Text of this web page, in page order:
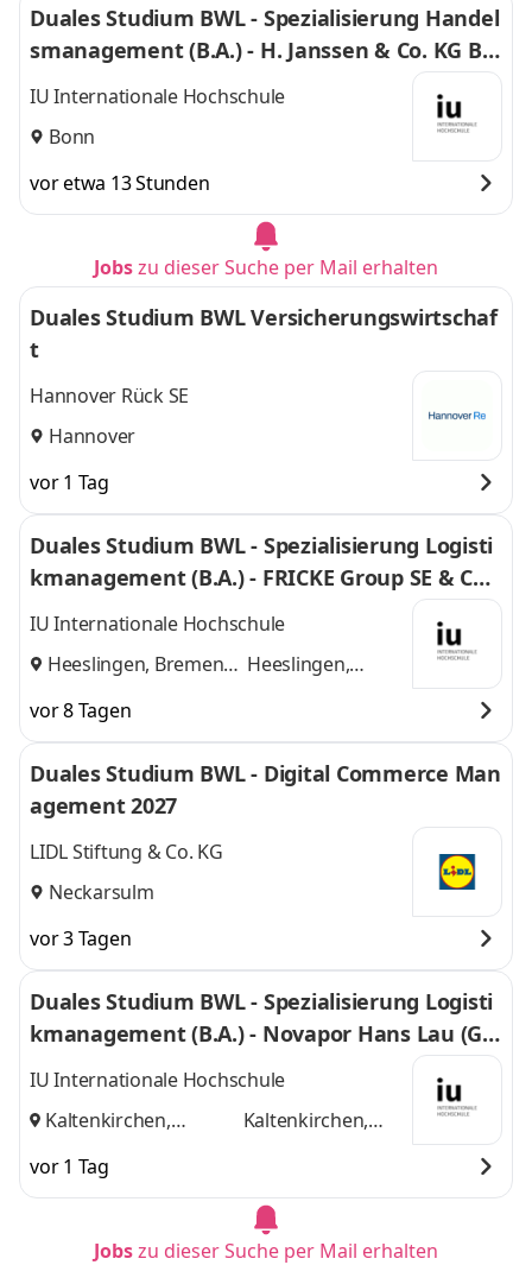
Duales Studium BWL - Spezialisierung Handel
smanagement (B.A.) - H. Janssen & Co. KG Bo
nn
IU Internationale Hochschule
Bonn
vor etwa 13 Stunden
Jobszu dieser Suche per Mail erhalten
Duales Studium BWL Versicherungswirtschaf
t
Hannover Rück SE
Hannover
vor 1 Tag
Duales Studium BWL - Spezialisierung Logisti
kmanagement (B.A.) - FRICKE Group SE & Co.
KG
IU Internationale Hochschule
Heeslingen, Bremen
Heeslingen,
vor 8 Tagen
Duales Studium BWL - Digital Commerce Man
agement 2027
LIDL Stiftung & Co. KG
Neckarsulm
vor 3 Tagen
Duales Studium BWL - Spezialisierung Logisti
kmanagement (B.A.) - Novapor Hans Lau (G
mbH & Co) KG
IU Internationale Hochschule
Kaltenkirchen,
Kaltenkirchen,
vor 1 Tag
Jobszu dieser Suche per Mail erhalten